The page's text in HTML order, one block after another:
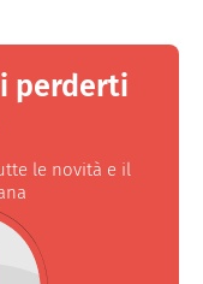
perderti
le novità e il